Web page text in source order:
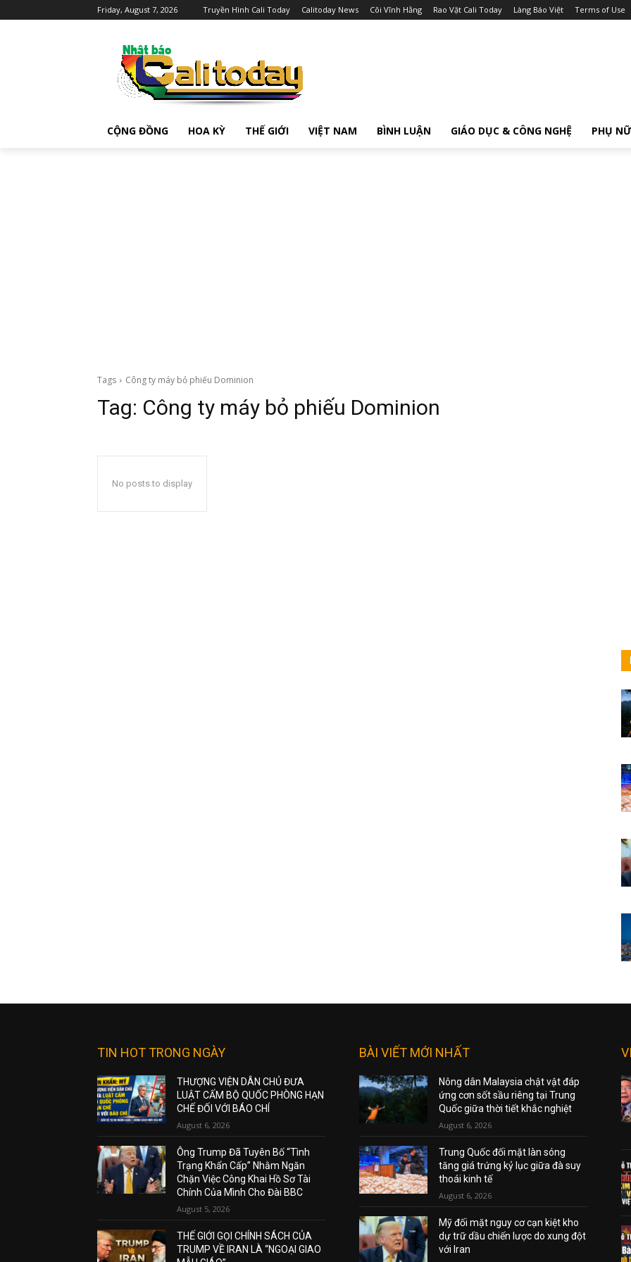
Friday, August 7, 2026 Truyền Hình Cali Today Calitoday News Cõi Vĩnh Hằng Rao Vặt Cali Today Làng Báo Việt Terms of Use
CỘNG ĐỒNG HOA KỲ THẾ GIỚI VIỆT NAM BÌNH LUẬN GIÁO DỤC & CÔNG NGHỆ PHỤ NỮ
Tags Công ty máy bỏ phiếu Dominion
Tag: Công ty máy bỏ phiếu Dominion
No posts to display
TIN HOT TRONG NGÀY
THƯỢNG VIỆN DÂN CHỦ ĐƯA
LUẬT CẤM BỘ QUỐC PHÒNG HẠN
CHẾ ĐỐI VỚI BÁO CHÍ
August 6, 2026
Ông Trump Đã Tuyên Bố “Tình
Trạng Khẩn Cấp” Nhằm Ngăn
Chặn Việc Công Khai Hồ Sơ Tài
Chính Của Mình Cho Đài BBC
August 5, 2026
THẾ GIỚI GỌI CHÍNH SÁCH CỦA
TRUMP VỀ IRAN LÀ “NGOẠI GIAO
BÀI VIẾT MỚI NHẤT
Nông dân Malaysia chật vật đáp
ứng cơn sốt sầu riêng tại Trung
Quốc giữa thời tiết khắc nghiệt
August 6, 2026
Trung Quốc đối mặt làn sóng
tăng giá trứng kỷ lục giữa đà suy
thoái kinh tế
August 6, 2026
Mỹ đối mặt nguy cơ cạn kiệt kho
dự trữ dầu chiến lược do xung đột
với Iran